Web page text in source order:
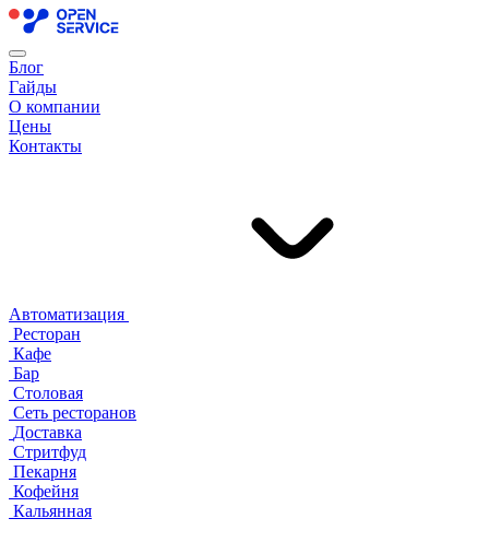
Блог
Гайды
О компании
Цены
Контакты
Автоматизация
Ресторан
Кафе
Бар
Столовая
Сеть ресторанов
Доставка
Стритфуд
Пекарня
Кофейня
Кальянная